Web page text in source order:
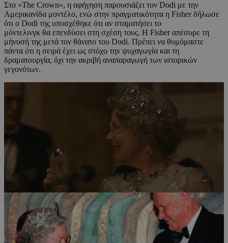
Στο «The Crown», η αφήγηση παρουσιάζει τον Dodi με την
Αμερικανίδα μοντέλο, ενώ στην πραγματικότητα η Fisher δήλωσε
ότι ο Dodi της υποσχέθηκε ότι αν σταματήσει το
μόντελινγκ θα επενδύσει στη σχέση τους. Η Fisher απέσυρε τη
μήνυσή της μετά τον θάνατο του Dodi. Πρέπει να θυμόμαστε
πάντα ότι η σειρά έχει ως στόχο την ψυχαγωγία και τη
δραματουργία, όχι την ακριβή αναπαραγωγή των ιστορικών
γεγονότων.